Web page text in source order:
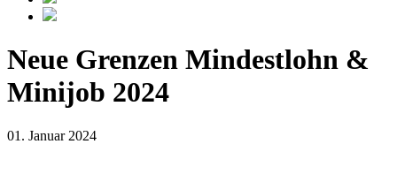
Neue Grenzen Mindestlohn &
Minijob 2024
01. Januar 2024